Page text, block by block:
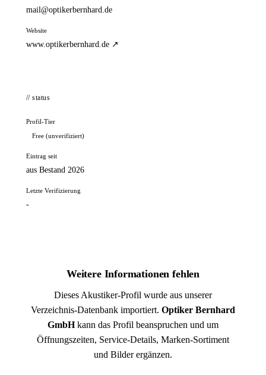
mail@optikerbernhard.de
Website
www.optikerbernhard.de ↗
// status
Profil-Tier
Free (unverifiziert)
Eintrag seit
aus Bestand 2026
Letzte Verifizierung
-
Weitere Informationen fehlen
Dieses Akustiker-Profil wurde aus unserer
Verzeichnis-Datenbank importiert. Optiker Bernhard
GmbHkann das Profil beanspruchen und um
Öffnungszeiten, Service-Details, Marken-Sortiment
und Bilder ergänzen.